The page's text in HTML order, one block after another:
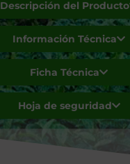
Descripción del Producto
Información Técnica
Ficha Técnica
Hoja de seguridad